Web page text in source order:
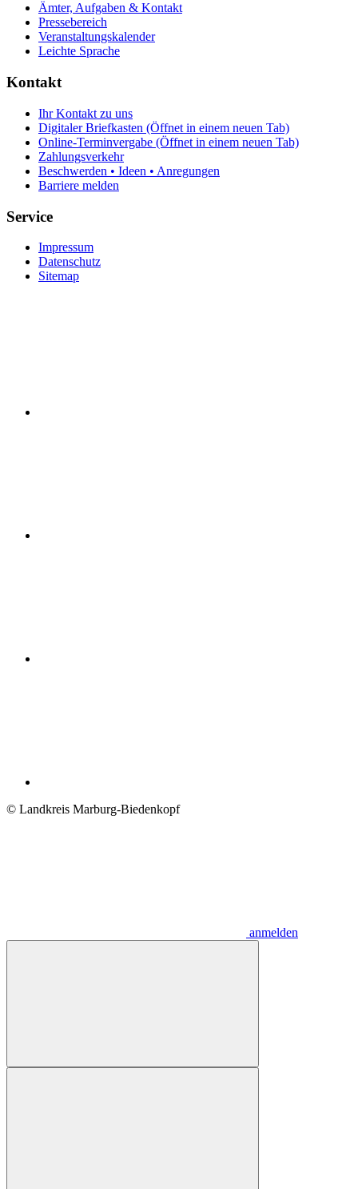
Ämter, Aufgaben & Kontakt
Pressebereich
Veranstaltungskalender
Leichte Sprache
Kontakt
Ihr Kontakt zu uns
Digitaler Briefkasten (Öffnet in einem neuen Tab)
Online-Terminvergabe (Öffnet in einem neuen Tab)
Zahlungsverkehr
Beschwerden • Ideen • Anregungen
Barriere melden
Service
Impressum
Datenschutz
Sitemap
© Landkreis Marburg-Biedenkopf
anmelden